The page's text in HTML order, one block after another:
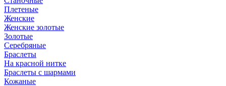
Плетеные
Женские
Женские золотые
Золотые
Серебряные
Браслеты
На красной нитке
Браслеты с шармами
Кожаные